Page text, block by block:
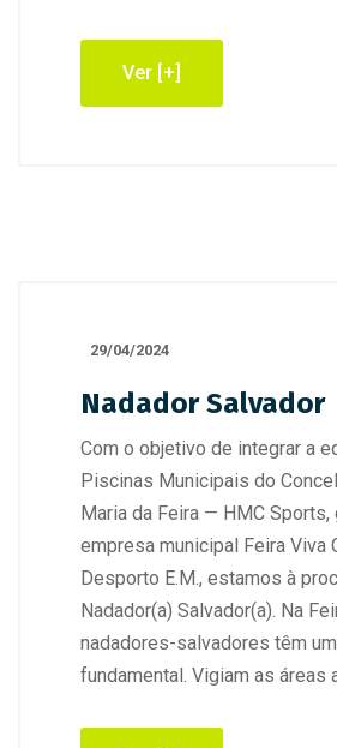
Ver [+]
29/04/2024
Nadador Salvador
Com o objetivo de integrar a
Piscinas Municipais do
Maria da Feira — HMC
empresa municipal Feira Viva
Desporto E.M., estamos à
Nadador(a) Salvador(a). Na
nadadores-salvadores têm
fundamental. Vigiam as áreas